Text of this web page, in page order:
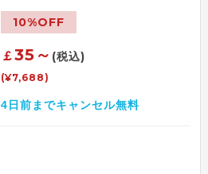
10%OFF
￡35～ (税込)
(¥7,688)
4日前までキャンセル無料